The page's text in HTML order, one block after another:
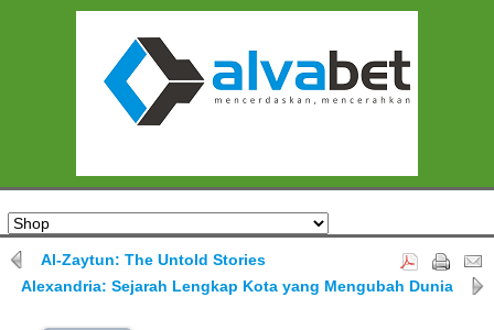
Al-Zaytun: The Untold Stories
Alexandria: Sejarah Lengkap Kota yang Mengubah Dunia